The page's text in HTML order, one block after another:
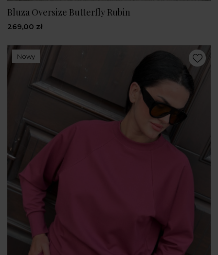
Bluza Oversize Butterfly Rubin
269,00 zł
Nowy